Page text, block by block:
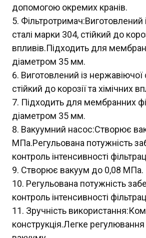
допомогою окремих кранів.
Фільтротримач:Виготовлений
сталі марки 304, стійкий до
впливів.Підходить для
діаметром 35 мм.
Виготовлений із нержавіючої
стійкий до корозії та хімічних
Підходить для мембранних
діаметром 35 мм.
Вакуумний насос:Створює
МПа.Регульована потужність
контроль інтенсивності
Створює вакуум до 0,08 МПа.
Регульована потужність
контроль інтенсивності
Зручність
конструкція.Легке